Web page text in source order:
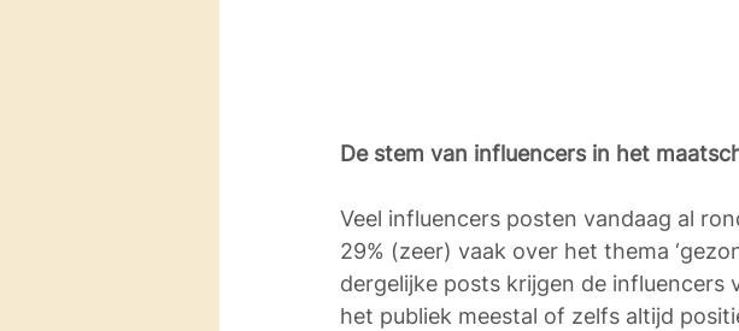
De stem van influencers in het
Veel influencers posten vandaag al
29% (zeer) vaak over het thema
dergelijke posts krijgen de influencers
het publiek meestal of zelfs altijd